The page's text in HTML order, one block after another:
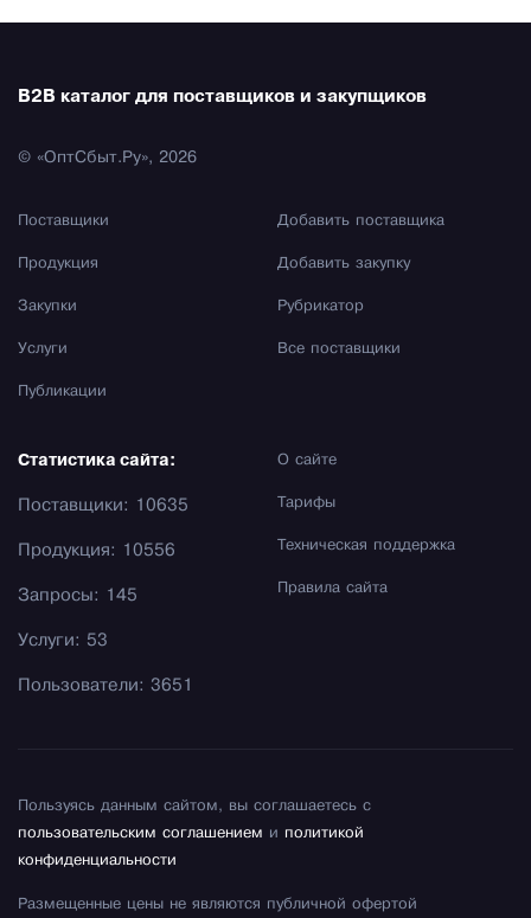
B2B каталог для поставщиков и закупщиков
© «ОптСбыт.Ру», 2026
Поставщики
Продукция
Закупки
Услуги
Публикации
Добавить поставщика
Добавить закупку
Рубрикатор
Все поставщики
О сайте
Тарифы
Техническая поддержка
Правила сайта
Статистика сайта:
Поставщики: 10635
Продукция: 10556
Запросы: 145
Услуги: 53
Пользователи: 3651
Пользуясь данным сайтом, вы соглашаетесь с
пользовательским соглашением и политикой
конфиденциальности
Размещенные цены не являются публичной офертой